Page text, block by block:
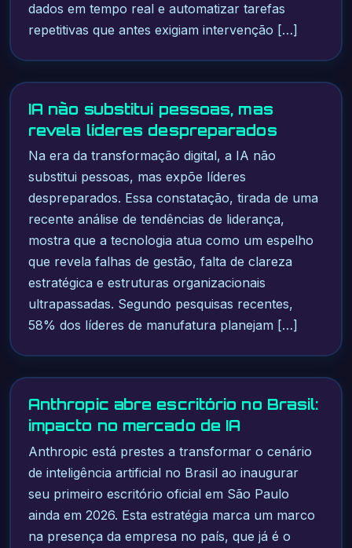
dados em tempo real e automatizar tarefas
repetitivas que antes exigiam intervenção […]
IA não substitui pessoas, mas
revela líderes despreparados
Na era da transformação digital, a IA não
substitui pessoas, mas expõe líderes
despreparados. Essa constatação, tirada de uma
recente análise de tendências de liderança,
mostra que a tecnologia atua como um espelho
que revela falhas de gestão, falta de clareza
estratégica e estruturas organizacionais
ultrapassadas. Segundo pesquisas recentes,
58% dos líderes de manufatura planejam […]
Anthropic abre escritório no Brasil:
impacto no mercado de IA
Anthropic está prestes a transformar o cenário
de inteligência artificial no Brasil ao inaugurar
seu primeiro escritório oficial em São Paulo
ainda em 2026. Esta estratégia marca um marco
na presença da empresa no país, que já é o